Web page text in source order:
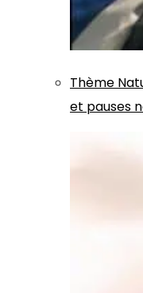
Thème
et pauses